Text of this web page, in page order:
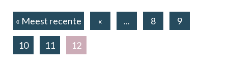
« Meest recente « ... 8 9
10 11 12